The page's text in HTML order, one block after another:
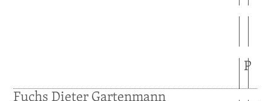
P
Fuchs DieterGartenmann